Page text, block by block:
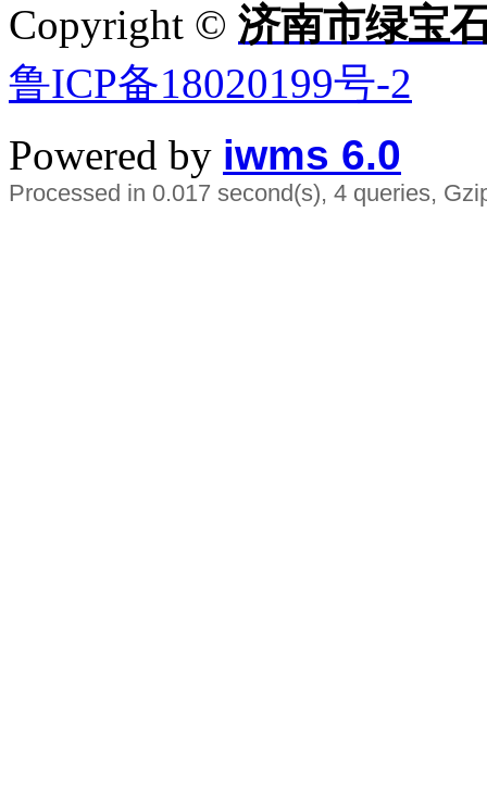
Copyright © 济南市绿宝
鲁ICP备18020199号-2
Powered by iwms 6.0
Processed in 0.017 second(s), 4 queries,